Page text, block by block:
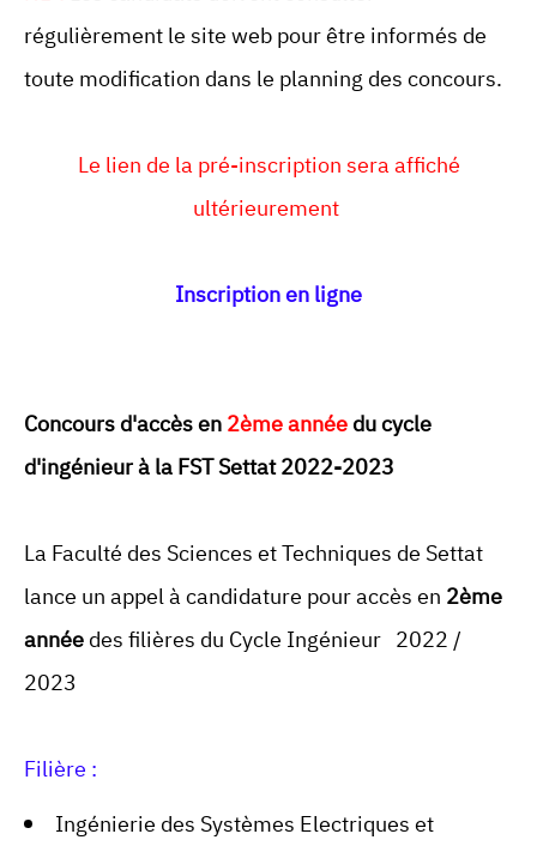
régulièrement le site web pour être informés de
toute modification dans le planning des concours.
Le lien de la pré-inscription sera affiché
ultérieurement
Inscription en ligne
Concours d'accès en2ème annéedu cycle
d'ingénieur à la FST Settat 2022-2023
La Faculté des Sciences et Techniques de Settat
lance un appel à candidature pour accès en 2ème
annéedes filières du Cycle Ingénieur 2022 /
2023
Filière :
Ingénierie des Systèmes Electriques et